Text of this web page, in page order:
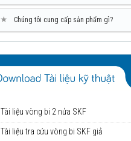
★ Chúng tôi cung cấp sản phẩm gì?
Tài liệu vòng bi 2 nửa SKF
Tài liệu tra cứu vòng bi SKF giả